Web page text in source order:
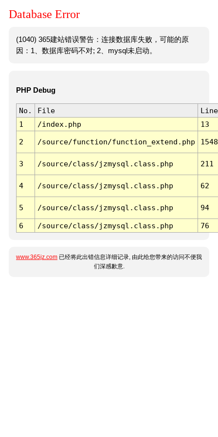
Database Error
(1040) 365建站错误警告：连接数据库失败，可能的原
因：1、数据库密码不对; 2、mysql未启动。
PHP Debug
No. File
Line
1
/index.php 13
2 /source/function/function_extend.php 1548
3 /source/class/jzmysql.class.php 211
4 /source/class/jzmysql.class.php 62
5 /source/class/jzmysql.class.php 94
6 /source/class/jzmysql.class.php 76
www.365jz.com 已经将此出错信息详细记录, 由此给您带来的访问不便我
们深感歉意.